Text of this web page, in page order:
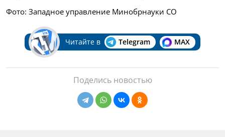
Фото: Западное управление Минобрнауки СО
Читайте в Telegram MAX
Поделись новостью